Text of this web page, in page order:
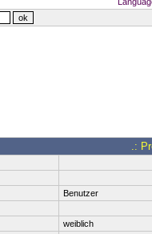
.:
Benutzer
weiblich